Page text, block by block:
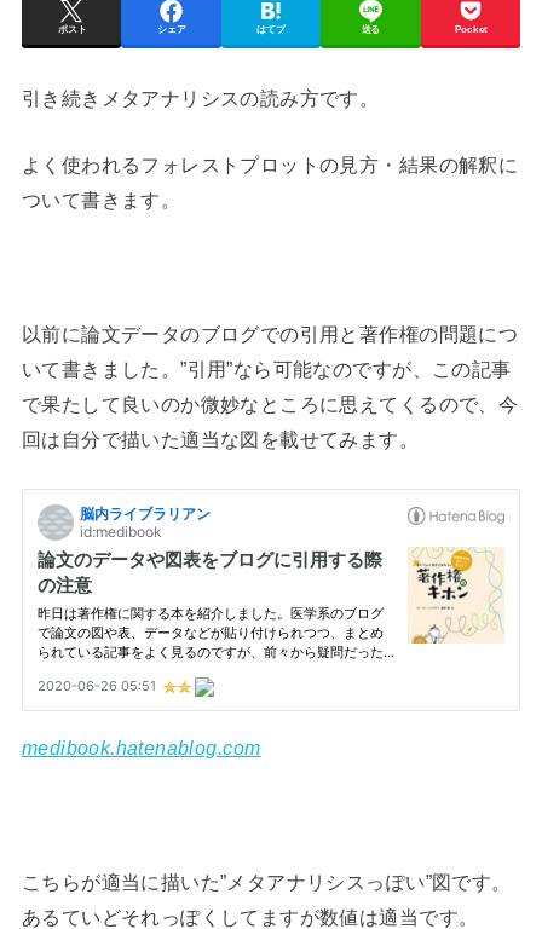
ポスト シェア はてブ 送る Pocket
引き続きメタアナリシスの読み方です。
よく使われるフォレストプロットの見方・結果の解釈に
ついて書きます。
以前に論文データのブログでの引用と著作権の問題につ
いて書きました。”引用”なら可能なのですが、この記事
で果たして良いのか微妙なところに思えてくるので、今
回は自分で描いた適当な図を載せてみます。
medibook.hatenablog.com
こちらが適当に描いた”メタアナリシスっぽい”図です。
あるていどそれっぽくしてますが数値は適当です。